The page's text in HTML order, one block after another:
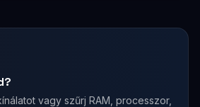
vagy szűrj RAM, processzor,